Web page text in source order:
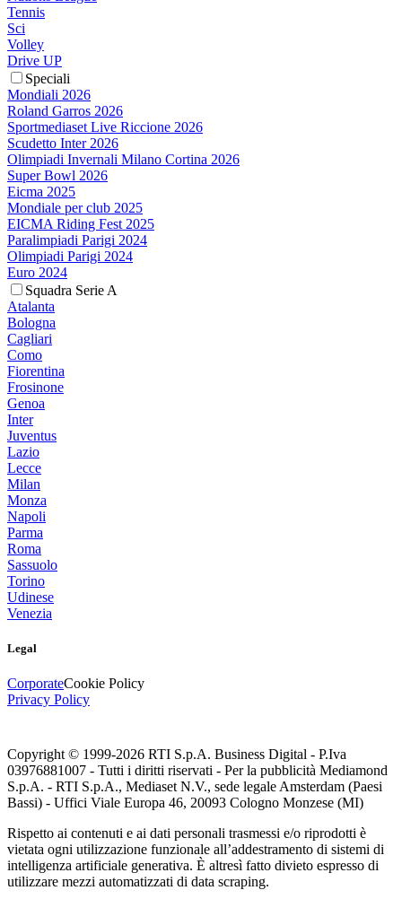
Tennis
Sci
Volley
Drive UP
Speciali
Mondiali 2026
Roland Garros 2026
Sportmediaset Live Riccione 2026
Scudetto Inter 2026
Olimpiadi Invernali Milano Cortina 2026
Super Bowl 2026
Eicma 2025
Mondiale per club 2025
EICMA Riding Fest 2025
Paralimpiadi Parigi 2024
Olimpiadi Parigi 2024
Euro 2024
Squadra Serie A
Atalanta
Bologna
Cagliari
Como
Fiorentina
Frosinone
Genoa
Inter
Juventus
Lazio
Lecce
Milan
Monza
Napoli
Parma
Roma
Sassuolo
Torino
Udinese
Venezia
Legal
CorporateCookie Policy
Privacy Policy
Copyright © 1999-2026 RTI S.p.A. Business Digital - P.Iva
03976881007 - Tutti i diritti riservati - Per la pubblicità Mediamond
S.p.A. - RTI S.p.A., Mediaset N.V., sede legale Amsterdam (Paesi
Bassi) - Uffici Viale Europa 46, 20093 Cologno Monzese (MI)
Rispetto ai contenuti e ai dati personali trasmessi e/o riprodotti è
vietata ogni utilizzazione funzionale all’addestramento di sistemi di
intelligenza artificiale generativa. È altresì fatto divieto espresso di
utilizzare mezzi automatizzati di data scraping.